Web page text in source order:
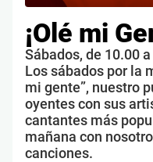
¡Olé mi
Sábados, de 10.00
Los sábados por la
mi gente”, nuestro
oyentes con sus
cantantes más
mañana con
canciones.